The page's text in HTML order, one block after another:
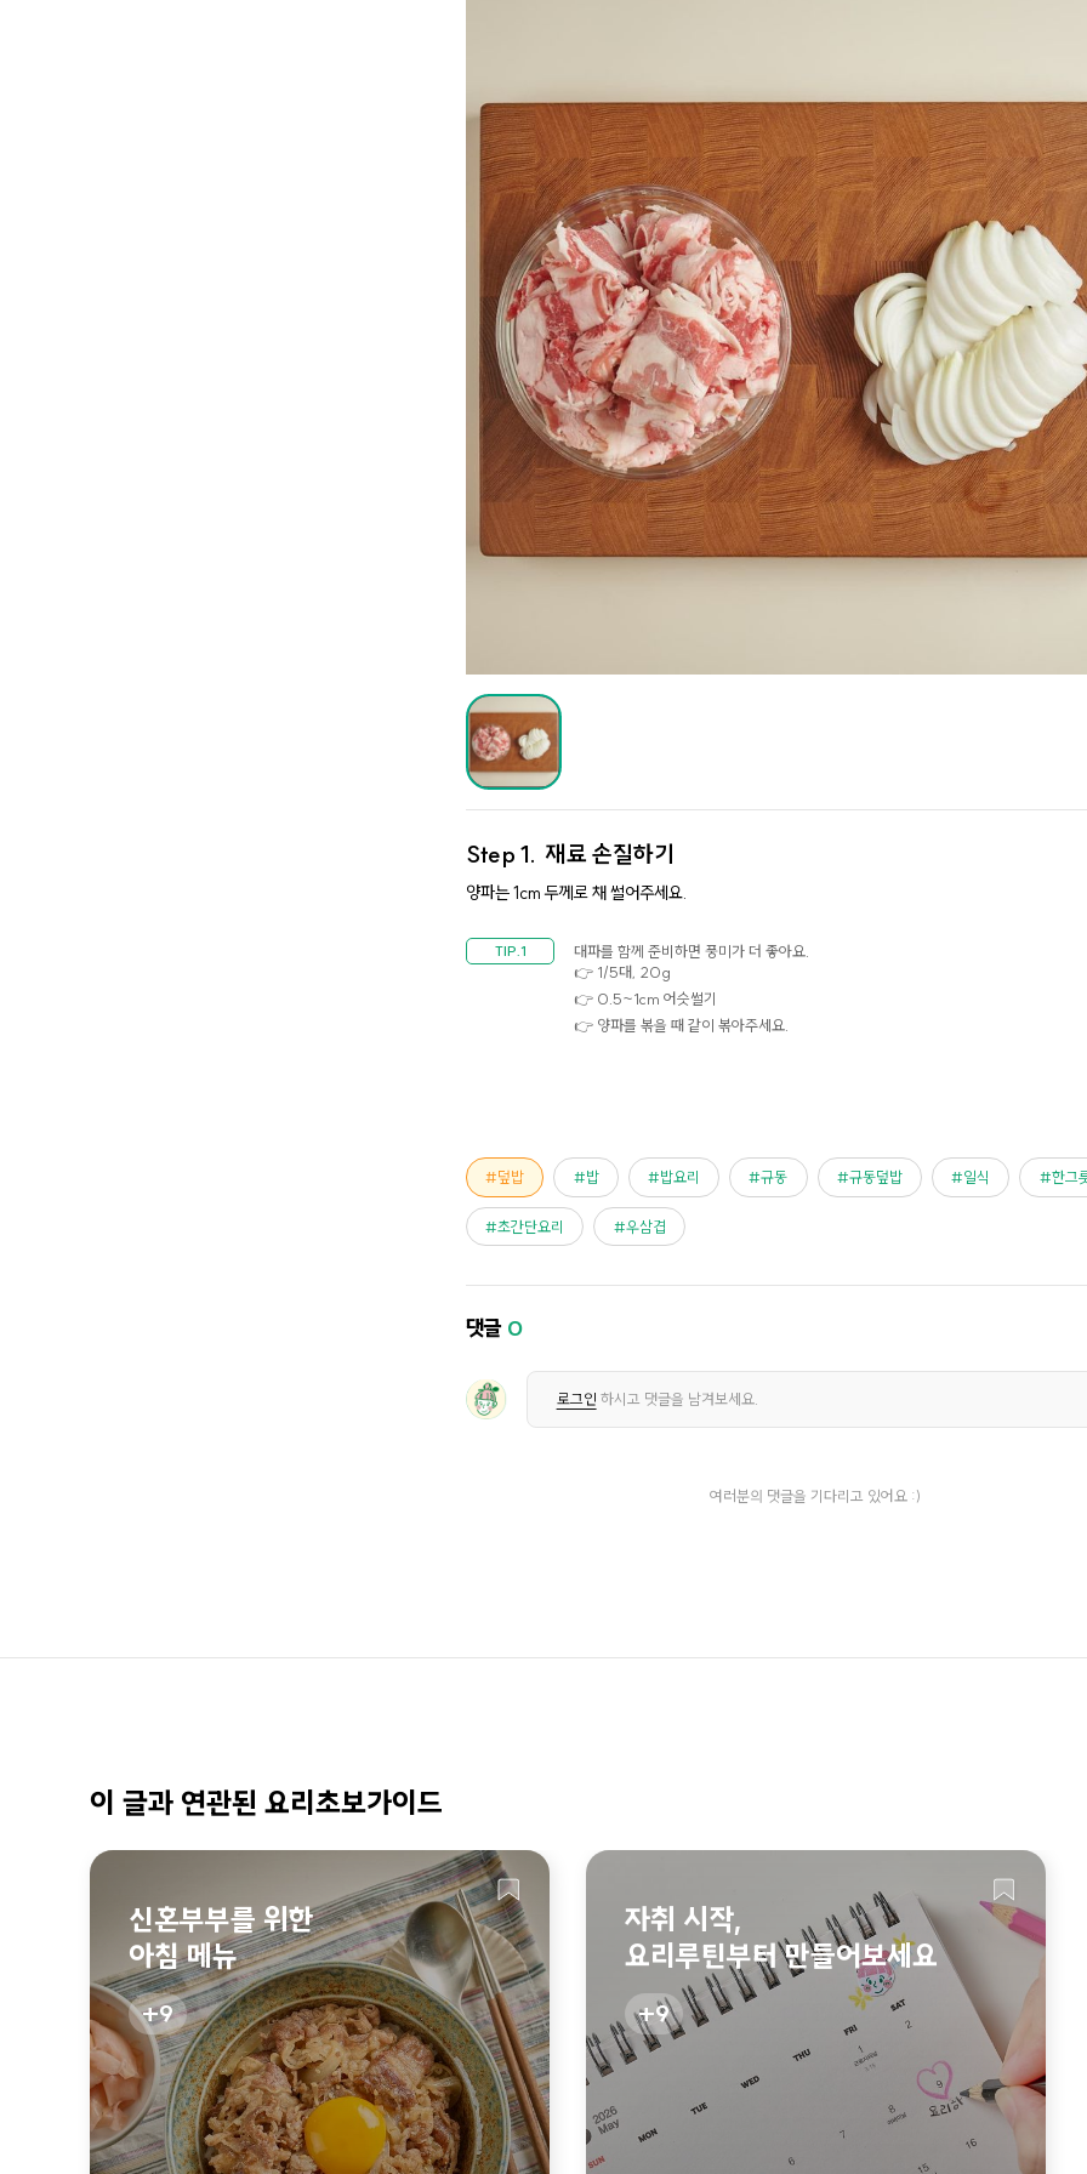
Step 1. 재료 손질하기
양파는 1cm 두께로 채 썰어주세요.
대파를 함께 준비하면 풍미가 더 좋아요.
👉 1/5대, 20g
👉 0.5~1cm 어슷썰기
👉 양파를 볶을 때 같이 볶아주세요.
덮밥 밥 밥요리 규동 규동덮밥 일식 한그
초간단요리 우삼겹
댓글 0
로그인 하시고 댓글을 남겨보세요.
여러분의 댓글을 기다리고 있어요 :)
이 글과 연관된 요리초보가이드
신혼부부를 위한
아침 메뉴
9
자취 시작,
요리루틴부터 만들어보세요
9